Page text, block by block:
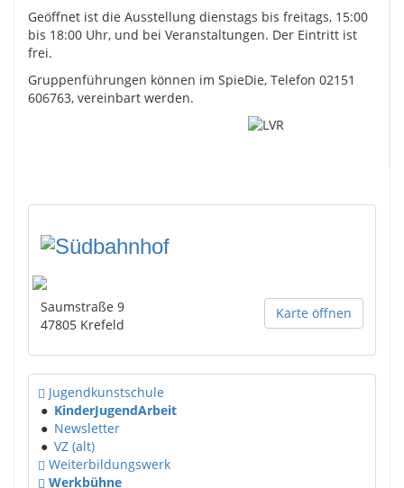
Geöffnet ist die Ausstellung dienstags bis freitags, 15:00
bis 18:00 Uhr, und bei Veranstaltungen. Der Eintritt ist
frei.
Gruppenführungen können im SpieDie, Telefon 02151
606763, vereinbart werden.
Karte öffnen
Saumstraße 9
47805 Krefeld
Jugendkunstschule
● KinderJugendArbeit
● Newsletter
● VZ (alt)
Weiterbildungswerk
Werkbühne